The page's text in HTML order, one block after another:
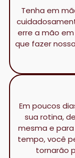
Tenha em
erre a mão
que fazer
Em poucos
sua rotina,
mesma e
tempo, você
tornarão